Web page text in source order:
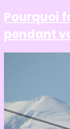
Pourquoi
pendant